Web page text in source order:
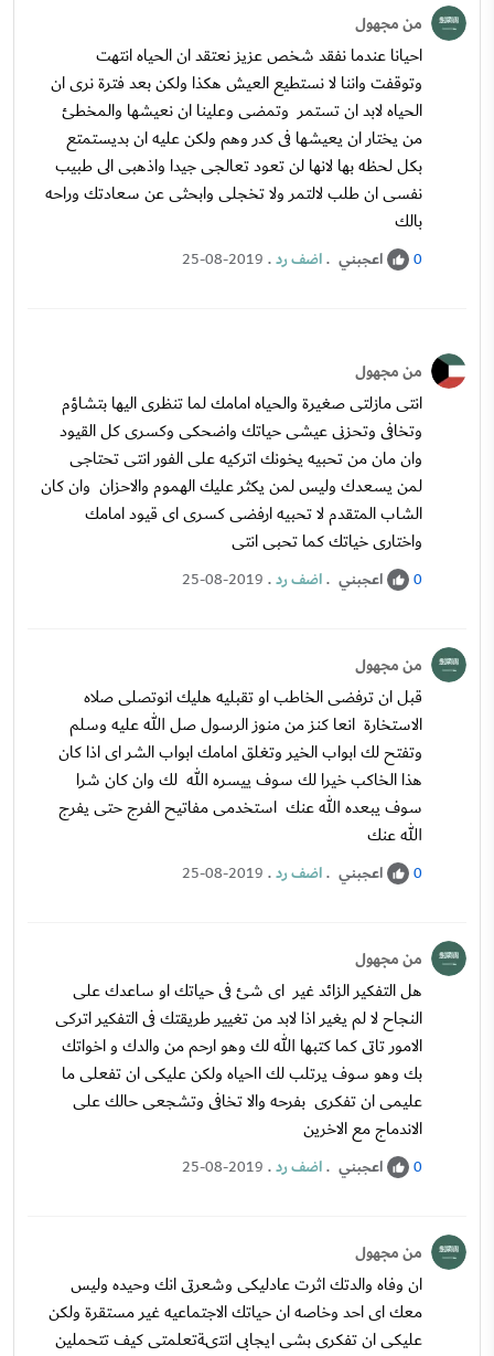
من مجهول
احيانا عندما نفقد شخص عزيز نعتقد ان الحياه انتهت
وتوقفت واننا لا نستطيع العيش هكذا ولكن بعد فترة نرى ان
الحياه لابد ان تستمر وتمضى وعلينا ان نعيشها والمخطئ
من يختار ان يعيشها فى كدر وهم ولكن عليه ان بديستمتع
بكل لحظه بها لانها لن تعود تعالجى جيدا واذهبى الى طبيب
نفسى ان طلب لالتمر ولا تخجلى وابحثى عن سعادتك وراحه
بالك
0 اعجبني .اضف رد.
25-08-2019
من مجهول
انتى مازلتى صغيرة والحياه امامك لما تنظرى اليها بتشاؤم
وتخافى وتحزنى عيشى حياتك واضحكى وكسرى كل القيود
وان مان من تحبيه يخونك اتركيه على الفور انتى تحتاجى
لمن يسعدك وليس لمن يكثر عليك الهموم والاحزان وان كان
الشاب المتقدم لا تحبيه ارفضى كسرى اى قيود امامك
واختارى خياتك كما تحبى انتى
0 اعجبني .اضف رد.
25-08-2019
من مجهول
قبل ان ترفضى الخاطب او تقبليه هليك انوتصلى صلاه
الاستخارة انعا كنز من منوز الرسول صل الله عليه وسلم
وتفتح لك ابواب الخير وتغلق امامك ابواب الشر اى اذا كان
هذا الخاكب خيرا لك سوف ييسره الله لك وان كان شرا
سوف يبعده الله عنك استخدمى مفاتيح الفرج حتى يفرج
الله عنك
0 اعجبني .اضف رد.
25-08-2019
من مجهول
هل التفكير الزائد غير اى شئ فى حياتك او ساعدك على
النجاح لا لم يغير اذا لابد من تغيير طريقتك فى التفكير اتركى
الامور تاتى كما كتبها الله لك وهو ارحم من والدك و اخواتك
بك وهو سوف يرتلب لك ااحياه ولكن عليكى ان تفعلى ما
عليمى ان تفكرى بفرحه والا تخافى وتشجعى حالك على
الاندماج مع الاخرين
0 اعجبني .اضف رد.
25-08-2019
من مجهول
ان وفاه والدتك اثرت عادليكى وشعرتى انك وحيده وليس
معك اى احد وخاصه ان حياتك الاجتماعيه غير مستقرة ولكن
عليكى ان تفكرى بشى ايجابى انتىةتعلمتى كيف تتحملين